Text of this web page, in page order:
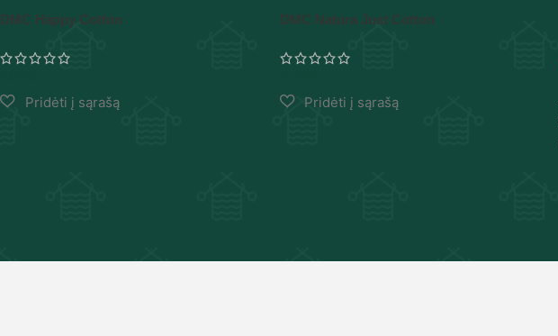
DMC Happy Cotton DMC Natura Just Cotton